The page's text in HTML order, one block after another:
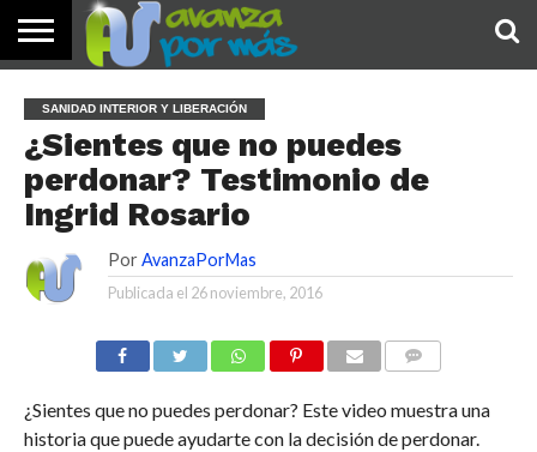
PALABRA
DE HOY
DEVOCIONALES
NOTICIAS
TESTIMONIOS
ORACIONES
SOBRE
NOSOTROS
IMÁGENES
SANIDAD INTERIOR Y LIBERACIÓN
¿Sientes que no puedes
perdonar? Testimonio de
Ingrid Rosario
Por AvanzaPorMas
Publicada el 26 noviembre, 2016
¿Sientes que no puedes perdonar? Este video muestra una
historia que puede ayudarte con la decisión de perdonar.